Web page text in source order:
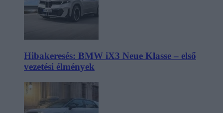
Hibakeresés: BMW iX3 Neue Klasse – első
vezetési élmények